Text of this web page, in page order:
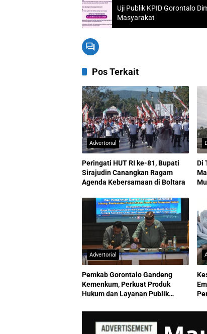
Uji Publik KPID Gorontalo
Masyarakat
Pos Terkait
Advertorial
Peringati HUT RI ke-81, Bupati
Sirajudin Canangkan Ragam
Agenda Kebersamaan di Boltara
Di
Advertorial
Pemkab Gorontalo Gandeng
Kemenkum, Perkuat Produk
Hukum dan Layanan Publik